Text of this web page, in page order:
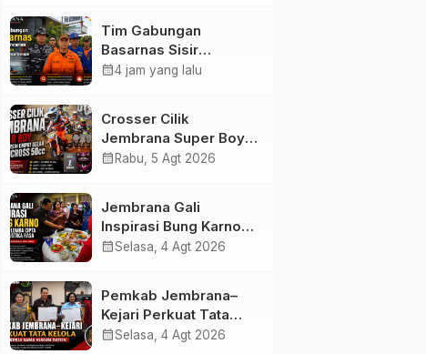
Ringankan Beban
Warga
Tim Gabungan
Basarnas Sisir
Pencarian Nelayan
calendar_month4 jam yang lalu
Crosser Cilik
Jembrana Super Boy
Sapu Bersih Empat
calendar_month Rabu, 5 Agt 2026
Jembrana Gali
Inspirasi Bung Karno
melalui Lomba Cipta
calendar_monthSelasa, 4 Agt 2026
Pemkab Jembrana–
Kejari Perkuat Tata
Kelola Lewat Kerja
calendar_monthSelasa, 4 Agt 2026